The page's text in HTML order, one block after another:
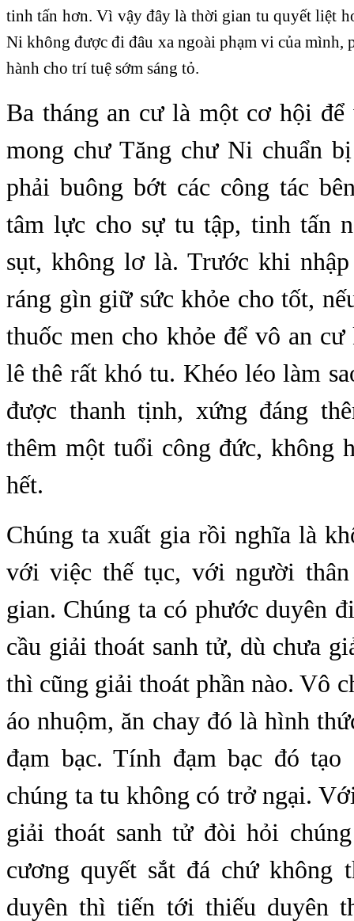
tinh tấn hơn. Vì vậy đây là thời gian tu quyết liệt
Ni không được đi đâu xa ngoài phạm vi của mình,
hành cho trí tuệ sớm sáng tỏ.
Ba tháng an cư là một cơ hội
mong chư Tăng chư Ni chuẩn
phải buông bớt các công tác
tâm lực cho sự tu tập, tinh tấn
sụt, không lơ là. Trước khi
ráng gìn giữ sức khỏe cho tốt,
thuốc men cho khỏe để vô an cư
lê thê rất khó tu. Khéo léo làm
được thanh tịnh, xứng đáng
thêm một tuổi công đức, không
hết.
Chúng ta xuất gia rồi nghĩa là
với việc thế tục, với người
gian. Chúng ta có phước duyên
cầu giải thoát sanh tử, dù chưa
thì cũng giải thoát phần nào. Vô
áo nhuộm, ăn chay đó là hình
đạm bạc. Tính đạm bạc đó tạo
chúng ta tu không có trở ngại.
giải thoát sanh tử đòi hỏi
cương quyết sắt đá chứ không
duyên thì tiến tới thiếu duyên